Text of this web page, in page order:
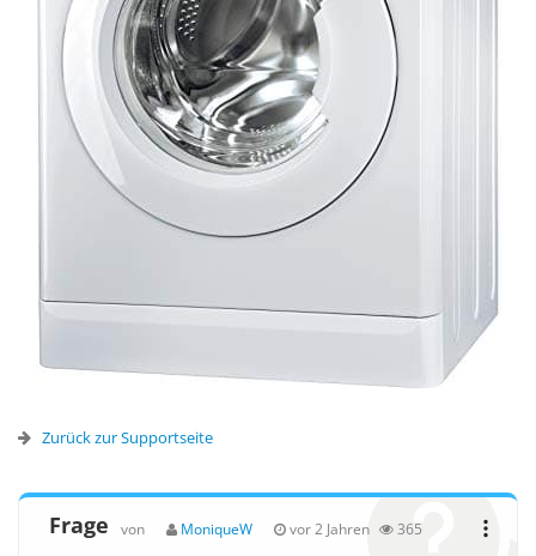
Zurück zur Supportseite
Frage von MoniqueW vor 2 Jahren 365